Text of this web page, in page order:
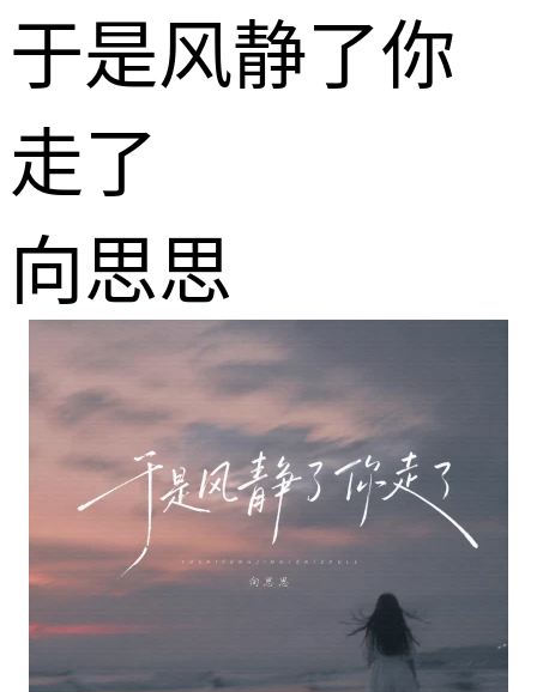
于是风静了你
走了
向思思